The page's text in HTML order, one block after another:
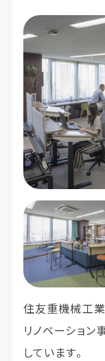
住友重機械工
リノベーション
しています。